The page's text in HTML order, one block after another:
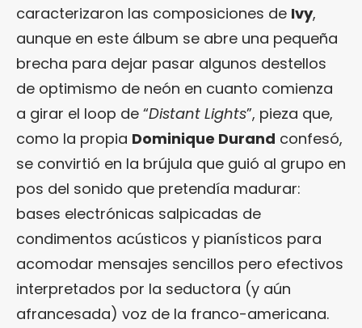
caracterizaron las composiciones de Ivy,
aunque en este álbum se abre una pequeña
brecha para dejar pasar algunos destellos
de optimismo de neón en cuanto comienza
a girar el loop de “Distant Lights”, pieza que,
como la propia Dominique Durand confesó,
se convirtió en la brújula que guió al grupo en
pos del sonido que pretendía madurar:
bases electrónicas salpicadas de
condimentos acústicos y pianísticos para
acomodar mensajes sencillos pero efectivos
interpretados por la seductora (y aún
afrancesada) voz de la franco-americana.